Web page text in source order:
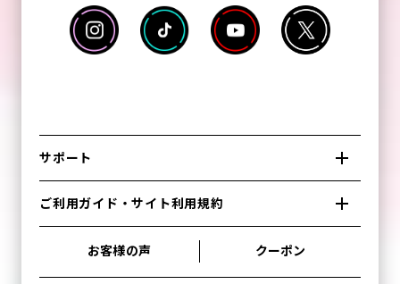
サポート
ご利用ガイド・サイト利用規約
お客様の声 クーポン